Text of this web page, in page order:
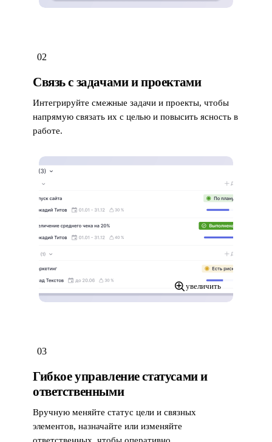
02
Связь с задачами и проектами
Интегрируйте смежные задачи и проекты, чтобы
напрямую связать их с целью и повысить ясность в
работе.
увеличить
03
Гибкое управление статусами и
ответственными
Вручную меняйте статус цели и связных
элементов, назначайте или изменяйте